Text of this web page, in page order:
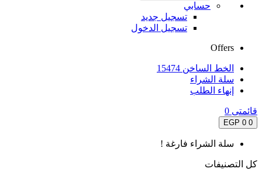
حسابي
تسجيل جديد
تسجيل الدخول
Offers
الخط الساخن 15474
سلة الشراء
إنهاء الطلب
قائمتى 0
0
0 EGP
سلة الشراء فارغة !
كل التصنيفات